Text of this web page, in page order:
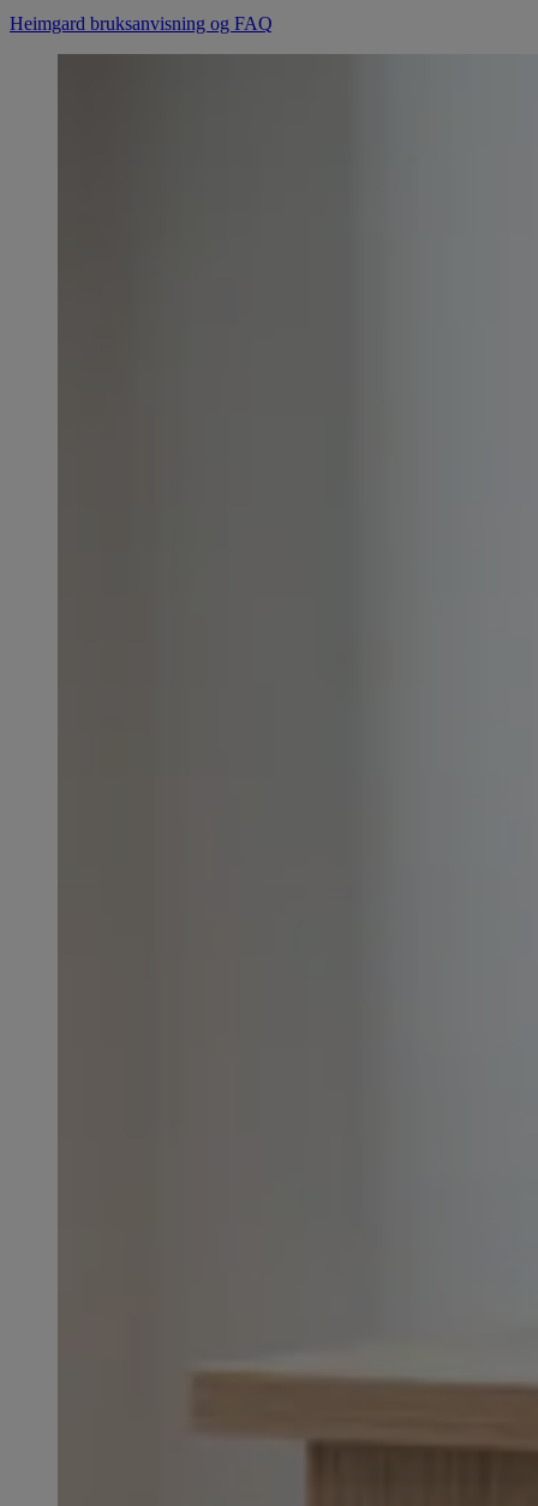
Heimgard bruksanvisning og FAQ